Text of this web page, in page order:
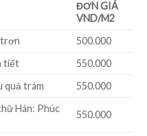
ĐƠN GIÁ
VND/M2
trơn
500.000
tiết
550.000
quả trám
550.000
Hán: Phúc
550.000